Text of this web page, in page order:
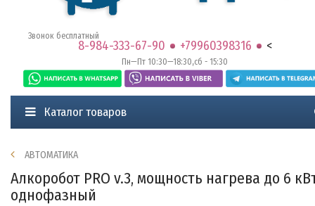
8-984-333-67-90 +79960398316 <
Звонок бесплатный
Пн—Пт 10:30—18:30,сб - 15:30
Каталог товаров
АВТОМАТИКА
Алкоробот PRO v.3, мощность нагрева до 6
однофазный